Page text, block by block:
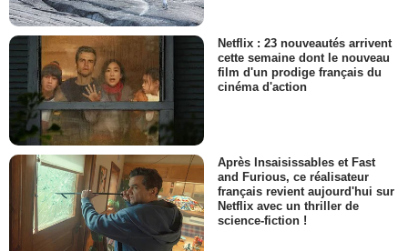
Netflix : 23 nouveautés arrivent
cette semaine dont le nouveau
film d'un prodige français du
cinéma d'action
Après Insaisissables et Fast
and Furious, ce réalisateur
français revient aujourd'hui sur
Netflix avec un thriller de
science-fiction !